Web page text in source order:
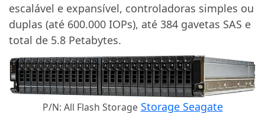
escalável e expansível, controladoras simples ou
duplas (até 600.000 IOPs), até 384 gavetas SAS e
total de 5.8 Petabytes.
P/N: All Flash Storage Storage Seagate